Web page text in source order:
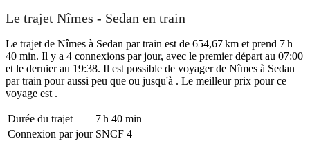
Le trajet Nîmes - Sedan en train
Le trajet de Nîmes à Sedan par train est de 654,67 km et prend 7 h
40 min. Il y a 4 connexions par jour, avec le premier départ au 07:00
et le dernier au 19:38. Il est possible de voyager de Nîmes à Sedan
par train pour aussi peu que ou jusqu'à . Le meilleur prix pour ce
voyage est .
Durée du trajet
7 h 40 min
Connexion par jour SNCF 4